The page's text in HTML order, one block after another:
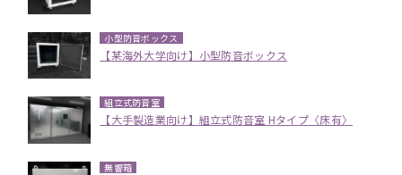
小型防音ボックス
【某海外大学向け】小型防音ボックス
組立式防音室
【大手製造業向け】組立式防音室 Hタイプ〈床有〉
無響箱